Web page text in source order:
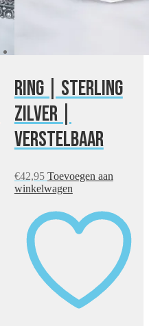
Ring | Sterling
zilver |
verstelbaar
€42,95 Toevoegen aan
winkelwagen